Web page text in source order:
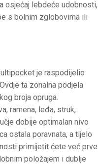
osjećaj lebdeće udobnosti,
s bolnim zglobovima ili
je raspodijelio
ta zonalna podjela
broja opruga.
ramena, leđa, struk,
dobije optimalan nivo
ostala poravnata, a tijelo
primijetit ćete već prve
položajem i dublje